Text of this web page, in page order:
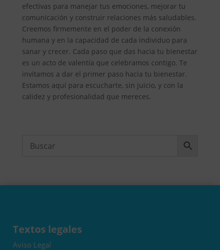
efectivas para manejar tus emociones, mejorar tu
comunicación y construir relaciones más saludables.
Creemos firmemente en el poder de la conexión
humana y en la capacidad de cada individuo para
sanar y crecer. Cada paso que das hacia tu bienestar
es un acto de valentía que celebramos contigo. Te
invitamos a dar el primer paso hacia tu bienestar.
Estamos aquí para escucharte, sin juicio, y con la
calidez y profesionalidad que mereces.
Textos legales
Aviso Legal